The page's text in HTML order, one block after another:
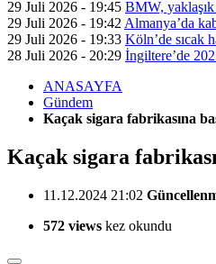
29 Juli 2026 - 19:45 BMW,
29 Juli 2026 - 19:42 Almanya’da
29 Juli 2026 - 19:33 Köln’de sıcak
28 Juli 2026 - 20:29 İngiltere’de
ANASAYFA
Gündem
Kaçak sigara fabrikasına
Kaçak sigara
11.12.2024 21:02
572 views kez okundu